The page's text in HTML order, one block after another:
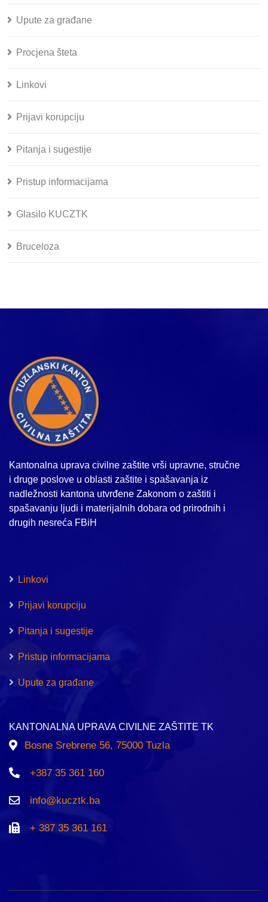
Upute za građane
Procjena šteta
Linkovi
Prijavi korupciju
Pitanja i sugestije
Pristup informacijama
Glasilo KUCZTK
Bruceloza
Kantonalna uprava civilne zaštite vrši upravne, stručne
i druge poslove u oblasti zaštite i spašavanja iz
nadležnosti kantona utvrđene Zakonom o zaštiti i
spašavanju ljudi i materijalnih dobara od prirodnih i
drugih nesreća FBiH
Linkovi
Prijavi korupciju
Pitanja i sugestije
Pristup informacijama
Upute za građane
KANTONALNA UPRAVA CIVILNE ZAŠTITE TK
Bosne Srebrene 56, 75000 Tuzla
+387 35 361 160
info@kucztk.ba
+ 387 35 361 161